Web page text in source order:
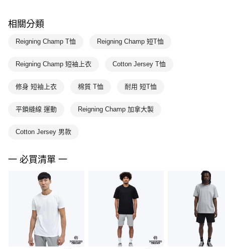
相關分類
Reigning Champ T恤 Reigning Champ 短T恤
Reigning Champ 短袖上衣 Cotton Jersey T恤
修身 短袖上衣 棉質 T恤 耐用 短T恤
平鎖縫線 運動 Reigning Champ 加拿大製
Cotton Jersey 男款
一 必買清單 一